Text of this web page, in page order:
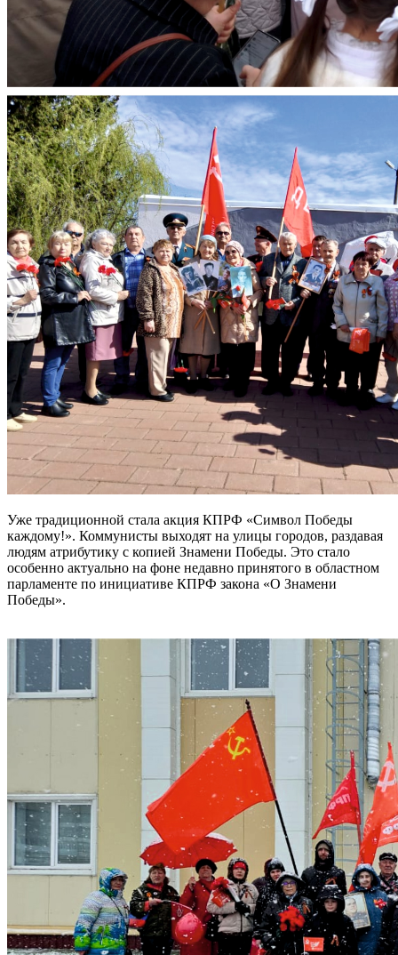
Уже традиционной стала акция КПРФ «Символ Победы
каждому!». Коммунисты выходят на улицы городов, раздавая
людям атрибутику с копией Знамени Победы. Это стало
особенно актуально на фоне недавно принятого в областном
парламенте по инициативе КПРФ закона «О Знамени
Победы».